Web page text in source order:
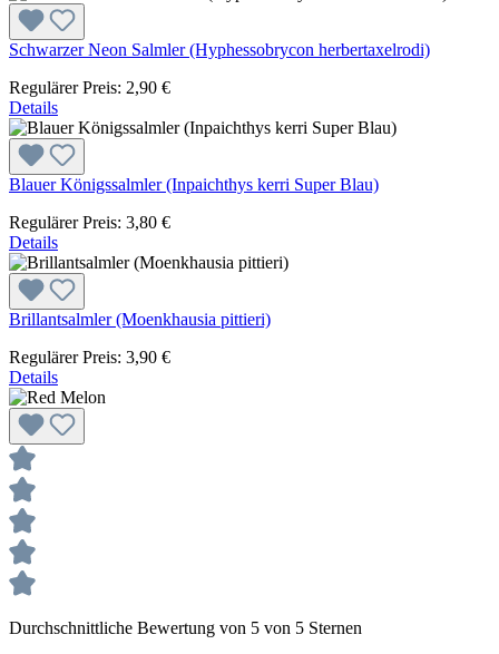
Schwarzer Neon Salmler (Hyphessobrycon herbertaxelrodi)
Regulärer Preis: 2,90 €
Details
Blauer Königssalmler (Inpaichthys kerri Super Blau)
Regulärer Preis: 3,80 €
Details
Brillantsalmler (Moenkhausia pittieri)
Regulärer Preis: 3,90 €
Details
Durchschnittliche Bewertung von 5 von 5 Sternen